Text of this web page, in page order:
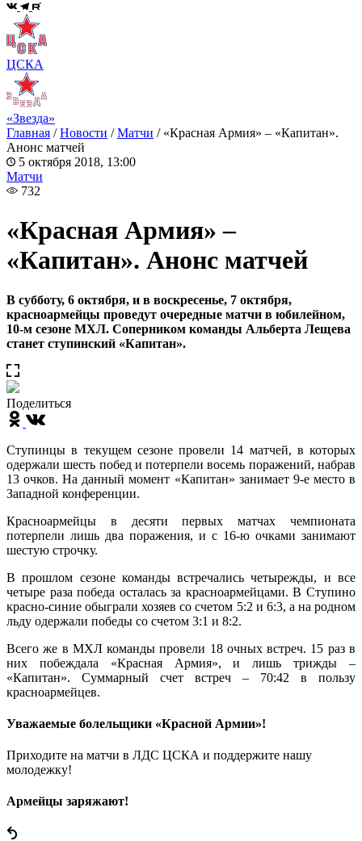
ЦСКА
«Звезда»
Главная /Новости /Матчи / «Красная Армия» – «Капитан».
Анонс матчей
5 октября 2018, 13:00
Матчи
732
«Красная Армия» –
«Капитан». Анонс матчей
В субботу, 6 октября, и в воскресенье, 7 октября,
красноармейцы проведут очередные матчи в юбилейном,
10-м сезоне МХЛ. Соперником команды Альберта Лещева
станет ступинский «Капитан».
Поделиться
Ступинцы в текущем сезоне провели 14 матчей, в которых
одержали шесть побед и потерпели восемь поражений, набрав
13 очков. На данный момент «Капитан» занимает 9-е место в
Западной конференции.
Красноармейцы в десяти первых матчах чемпионата
потерпели лишь два поражения, и с 16-ю очками занимают
шестую строчку.
В прошлом сезоне команды встречались четырежды, и все
четыре раза победа осталась за красноармейцами. В Ступино
красно-синие обыграли хозяев со счетом 5:2 и 6:3, а на родном
льду одержали победы со счетом 3:1 и 8:2.
Всего же в МХЛ команды провели 18 очных встреч. 15 раз в
них побеждала «Красная Армия», и лишь трижды –
«Капитан». Суммарный счет встреч – 70:42 в пользу
красноармейцев.
Уважаемые болельщики «Красной Армии»!
Приходите на матчи в ЛДС ЦСКА и поддержите нашу
молодежку!
Армейцы заряжают!